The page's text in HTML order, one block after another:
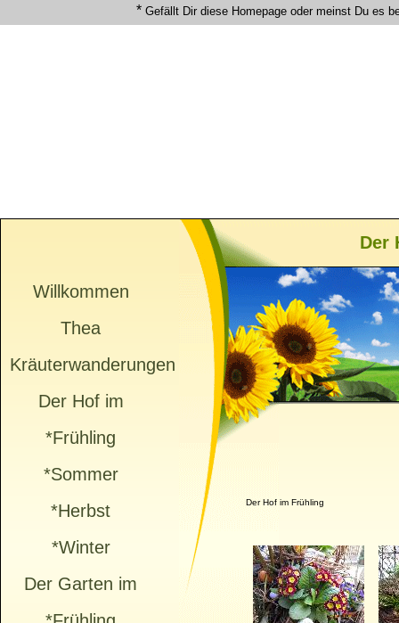
* Gefällt Dir diese Homepage oder meinst Du es
Willkommen
Thea
Kräuterwanderungen
Der Hof im
*Frühling
*Sommer
*Herbst
*Winter
Der Garten im
Der
Der Hof im Frühling